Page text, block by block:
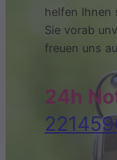
helfen Ihnen
Sie vorab
freuen uns
24h